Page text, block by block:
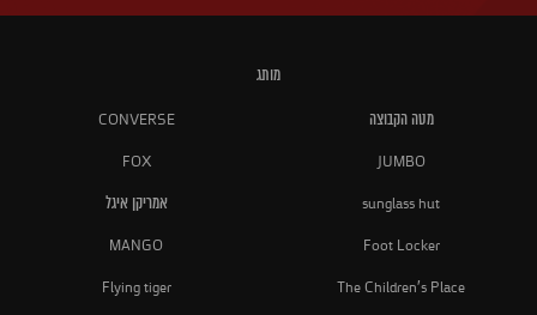
מותג
מטה הקבוצה CONVERSE
JUMBO
FOX
sunglass hut אמריקן איגל
Foot Locker
MANGO
The Children's Place
Flying tiger